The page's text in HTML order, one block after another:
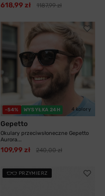
618,99 zł 1187,99 zł
-54% WYSYŁKA 24H 4 kolory
Gepetto
Okulary przeciwsłoneczne Gepetto
Aurora...
109,99 zł 240,00 zł
PRZYMIERZ